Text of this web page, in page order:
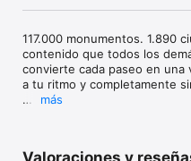
117.000 monumentos. 1.890
contenido que todos los
convierte cada paseo en una
a tu ritmo y completamente
más